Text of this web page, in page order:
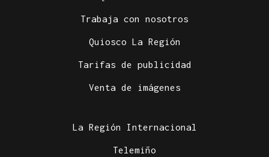
Trabaja con nosotros
Quiosco La Región
Tarifas de publicidad
Venta de imágenes
La Región Internacional
Telemiño